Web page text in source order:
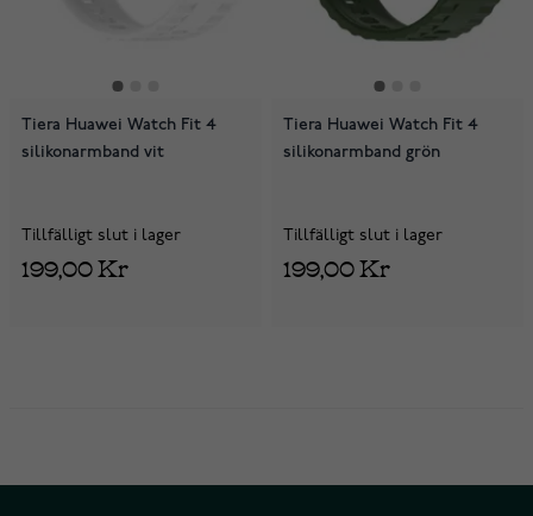
Tiera Huawei Watch Fit 4
silikonarmband vit
Tillfälligt slut i lager
199,00 Kr
Tiera Huawei Watch Fit 4
silikonarmband grön
Tillfälligt slut i lager
199,00 Kr